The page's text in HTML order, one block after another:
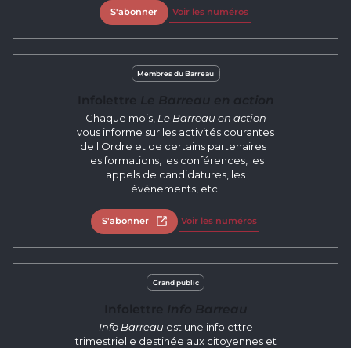
S'abonner Voir les numéros
Membres du Barreau
Chaque mois, Le Barreau en action
vous informe sur les activités courantes
de l'Ordre et de certains partenaires :
les formations, les conférences, les
appels de candidatures, les
événements, etc.
S'abonner Ouvrir dans un nouvel onglet
Voir les numéros
Grand public
Info Barreau est une infolettre
trimestrielle destinée aux citoyennes et